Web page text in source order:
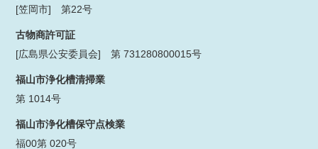
[笠岡市] 第22号
古物商許可証
[広島県公安委員会] 第 731280800015号
福山市浄化槽清掃業
第 1014号
福山市浄化槽保守点検業
福00第 020号